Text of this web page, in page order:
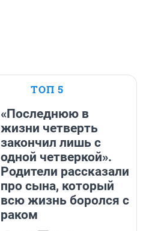
ТОП 5
«Последнюю в
жизни четверть
закончил лишь с
одной четверкой».
Родители рассказали
про сына, который
всю жизнь боролся с
раком